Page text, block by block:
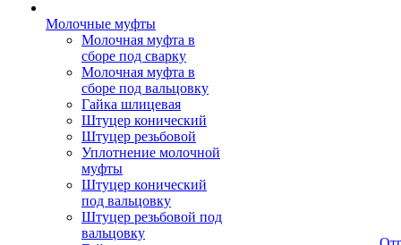
Молочные муфты
Молочная муфта в
сборе под сварку
Молочная муфта в
сборе под вальцовку
Гайка шлицевая
Штуцер конический
Штуцер резьбовой
Уплотнение молочной
муфты
Штуцер конический
под вальцовку
Штуцер резьбовой под
вальцовку